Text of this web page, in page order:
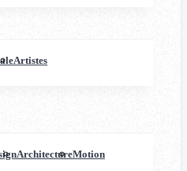
Artistes
ArchitectureMotion